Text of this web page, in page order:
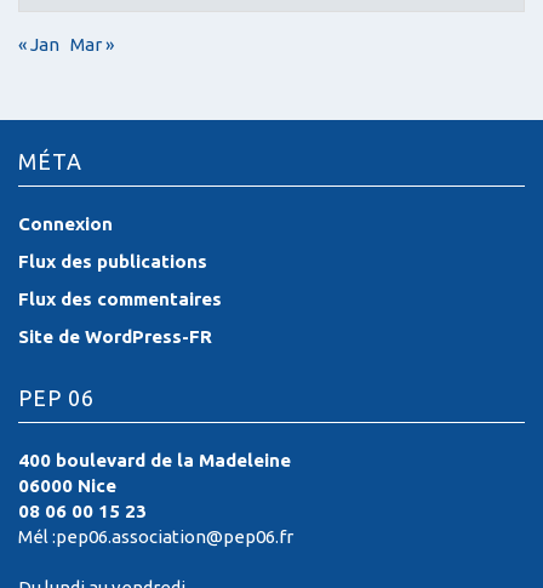
« Jan Mar »
MÉTA
Connexion
Flux des publications
Flux des commentaires
Site de WordPress-FR
PEP 06
400 boulevard de la Madeleine
06000 Nice
08 06 00 15 23
Mél :pep06.association@pep06.fr